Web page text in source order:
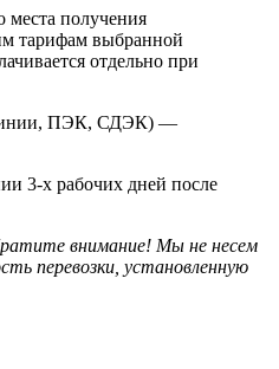
места получения
тарифам выбранной
отдельно при
ПЭК, СДЭК) —
3-х рабочих дней после
внимание! Мы не несем
перевозки, установленную